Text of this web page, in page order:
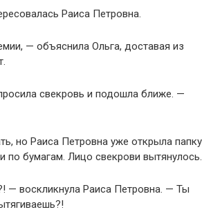
Раиса Петровна.
— объяснила Ольга, доставая из
свекровь и подошла ближе. —
но Раиса Петровна уже открыла папку
по бумагам. Лицо свекрови вытянулось.
— воскликнула Раиса Петровна. — Ты